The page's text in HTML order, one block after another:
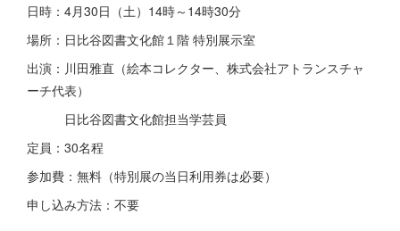
日時：4月30日（土）14時～14時30分
場所：日比谷図書文化館１階 特別展示室
出演：川田雅直（絵本コレクター、株式会社アトランスチャ
ーチ代表）
日比谷図書文化館担当学芸員
定員：30名程
参加費：無料（特別展の当日利用券は必要）
申し込み方法：不要